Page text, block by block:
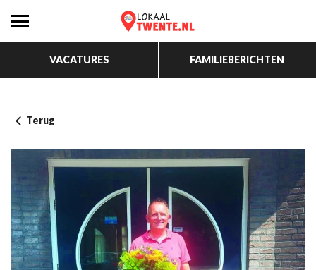
VACATURES FAMILIEBERICHTEN
Terug